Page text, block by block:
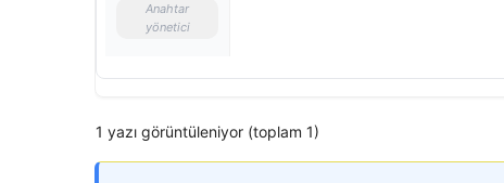
Anahtar
yönetici
1 yazı görüntüleniyor (toplam 1)